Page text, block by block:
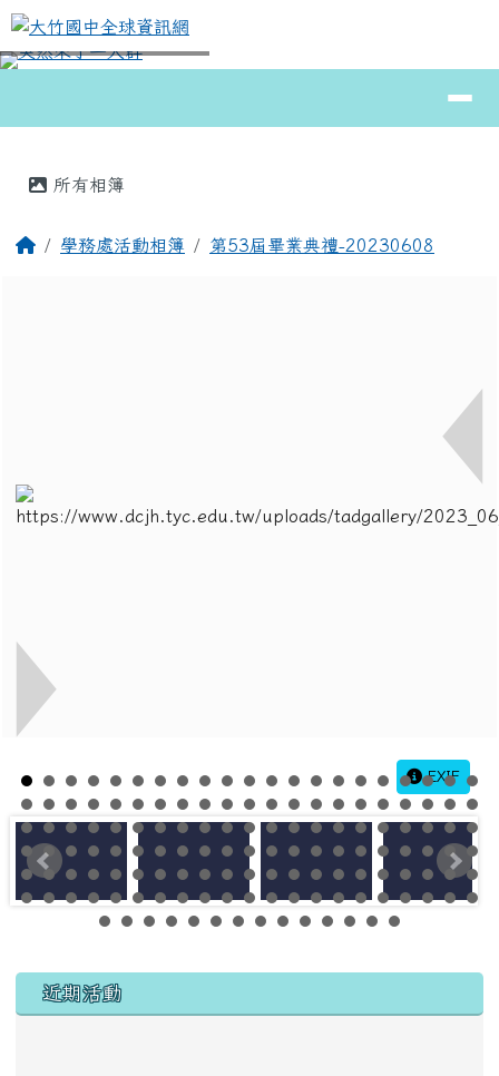
跳至主內容區
大竹國中全球資訊網
⏸
所有相簿
回首頁學務處活動相簿 第53屆畢業典禮-20230608
EXIF
左邊區域內容
近期活動